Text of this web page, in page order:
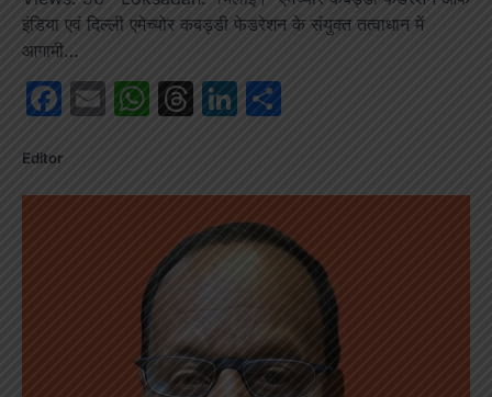
इंडिया एवं दिल्ली एमेच्योर कबड्डी फेडरेशन के संयुक्त तत्वाधान में
आगामी…
Facebook
EmailWhatsApp
Threads
LinkedIn
Editor